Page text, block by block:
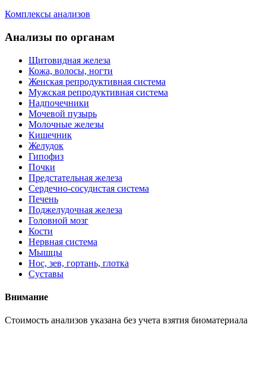
Комплексы анализов
Анализы по органам
Щитовидная железа
Кожа, волосы, ногти
Женская репродуктивная система
Мужская репродуктивная система
Надпочечники
Мочевой пузырь
Молочные железы
Кишечник
Желудок
Гипофиз
Почки
Предстательная железа
Сердечно-сосудистая система
Печень
Поджелудочная железа
Головной мозг
Кости
Нервная система
Мышцы
Нос, зев, гортань, глотка
Суставы
Внимание
Cтоимость анализов указана без учета взятия биоматериала